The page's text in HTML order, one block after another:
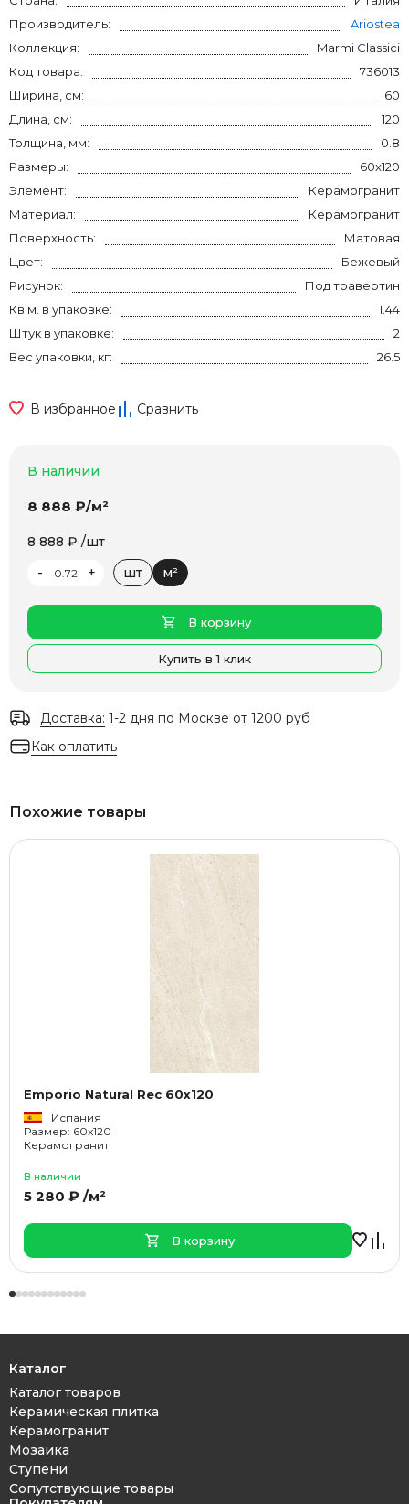
Производитель:
Ariostea
Коллекция:
Marmi Classici
Код товара:
736013
Ширина, см:
60
Длина, см:
120
Толщина, мм:
0.8
Размеры:
60x120
Элемент:
Керамогранит
Материал:
Керамогранит
Поверхность:
Матовая
Цвет:
Бежевый
Рисунок:
Под травертин
Кв.м. в упаковке:
1.44
Штук в упаковке:
2
Вес упаковки, кг:
26.5
В избранное Сравнить
В наличии
8 888 ₽/м²
8 888 ₽ /шт
-
+ шт м²
В корзину
Купить в 1 клик
Доставка: 1-2 дня по Москве от 1200 руб
Как оплатить
Похожие товары
Emporio Natural Rec 60x120
Испания
Размер: 60x120
Керамогранит
В наличии
5 280 ₽ /м²
В корзину
Каталог
Каталог товаров
Керамическая плитка
Керамогранит
Мозаика
Ступени
Сопутствующие товары